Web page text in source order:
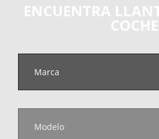
ENCUENTRA
COCHE
Marca
Modelo